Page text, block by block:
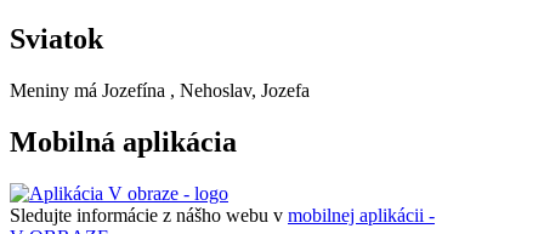
Sviatok
Meniny má Jozefína , Nehoslav, Jozefa
Mobilná aplikácia
Sledujte informácie z nášho webu v mobilnej aplikácii -